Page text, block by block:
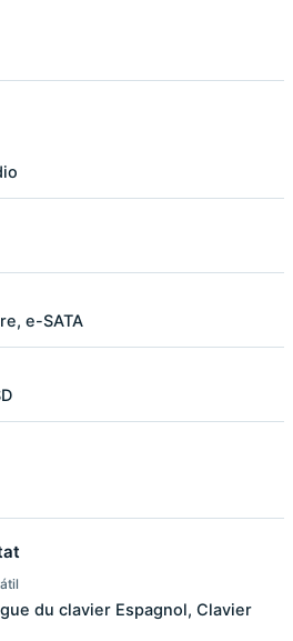
e-SATA
du clavier Espagnol, Clavier